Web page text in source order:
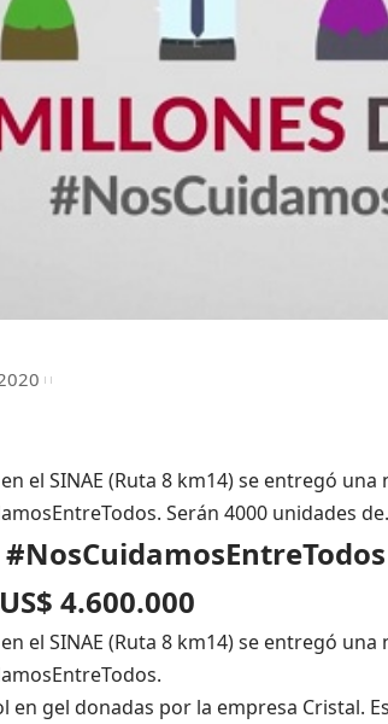
el SINAE (Ruta 8 km14) se entregó
Serán 4000 unidades
4.600.000
el SINAE (Ruta 8 km14) se entregó
en gel donadas por la empresa Cristal.